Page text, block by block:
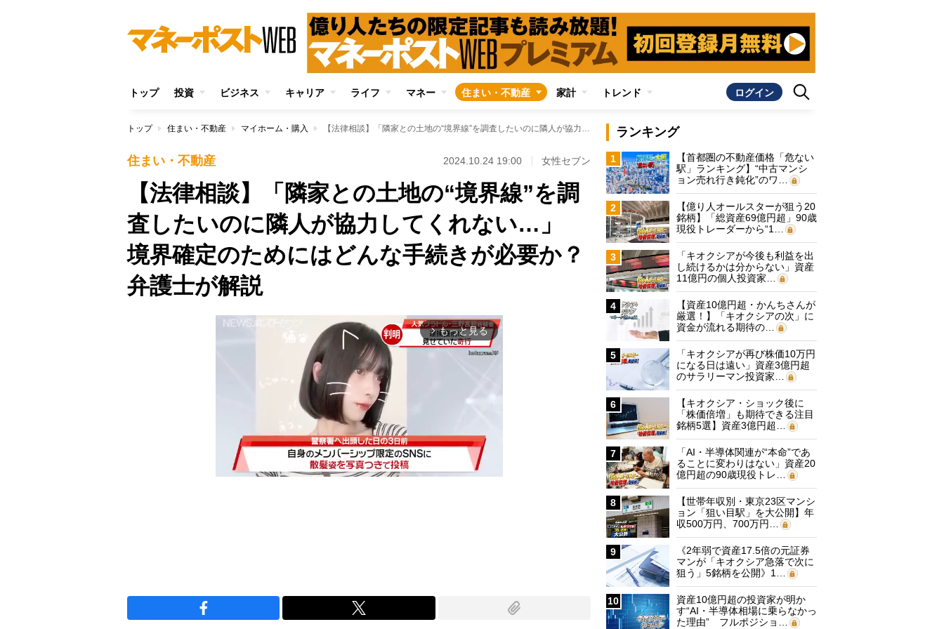
トップ 投資 ビジネス キャリア ライフ マネー 住まい・不動産 家計 トレンド ログイン
トップ 住まい・不動産 マイホーム・購入 【法律相談】「隣家との土地の“境界線”を調査したいのに隣人が協力してくれない…」 境界確定のためにはどんな手続きが必要か？弁護士が解説
住まい・不動産 2024.10.24 19:00 女性セブン
【法律相談】「隣家との土地の“境界線”を調
査したいのに隣人が協力してくれない…」
境界確定のためにはどんな手続きが必要か？
弁護士が解説
arrow_forward_ios もっと見る
ランキング
1
【首都圏の不動産価格「危ない
駅」ランキング】“中古マンシ
ョン売れ行き鈍化”のワ…
2
【億り人オールスターが狙う20
銘柄】「総資産69億円超」90歳
現役トレーダーから“1…
3
「キオクシアが今後も利益を出
し続けるかは分からない」資産
11億円の個人投資家…
4
【資産10億円超・かんちさんが
厳選！】「キオクシアの次」に
資金が流れる期待の…
5
「キオクシアが再び株価10万円
になる日は遠い」資産3億円超
のサラリーマン投資家…
6
【キオクシア・ショック後に
「株価倍増」も期待できる注目
銘柄5選】資産3億円超…
7
「AI・半導体関連が“本命”であ
ることに変わりはない」資産20
億円超の90歳現役トレ…
8
【世帯年収別・東京23区マンシ
ョン「狙い目駅」を大公開】年
収500万円、700万円…
9
《2年弱で資産17.5倍の元証券
マンが「キオクシア急落で次に
狙う」5銘柄を公開》1…
10
資産10億円超の投資家が明か
す“AI・半導体相場に乗らなかっ
た理由” フルポジショ…